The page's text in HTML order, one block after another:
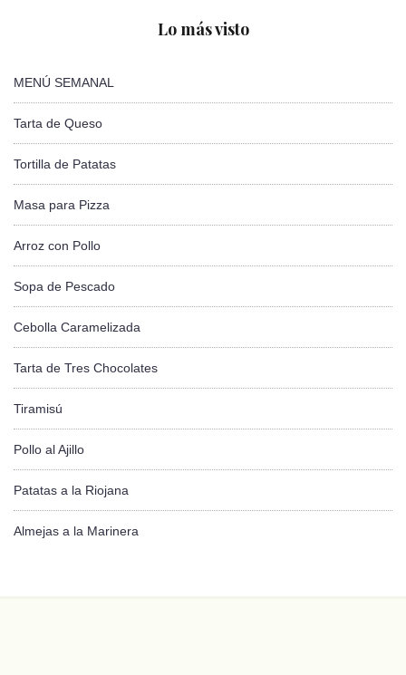
Lo más visto
MENÚ SEMANAL
Tarta de Queso
Tortilla de Patatas
Masa para Pizza
Arroz con Pollo
Sopa de Pescado
Cebolla Caramelizada
Tarta de Tres Chocolates
Tiramisú
Pollo al Ajillo
Patatas a la Riojana
Almejas a la Marinera